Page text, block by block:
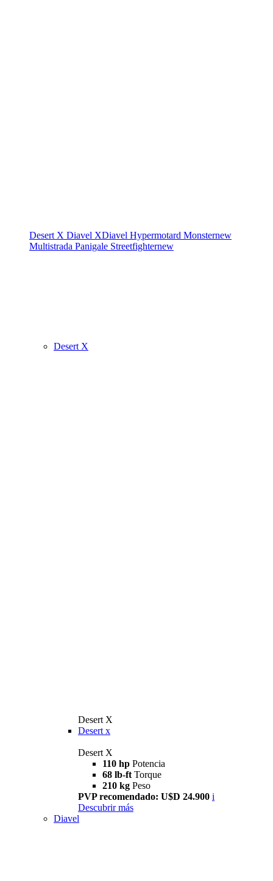
Desert X Diavel XDiavel Hypermotard Monsternew
Multistrada Panigale Streetfighternew
Desert X
Desert X
Desert x
Desert X
110 hp Potencia
68 lb-ft Torque
210 kg Peso
PVP recomendado: U$D 24.900 i
Descubrir más
Diavel